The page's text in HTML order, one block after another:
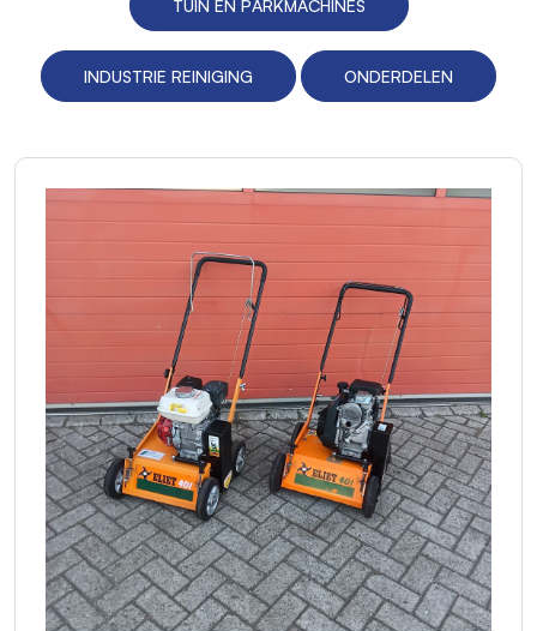
TUIN EN PARKMACHINES
INDUSTRIE REINIGING ONDERDELEN